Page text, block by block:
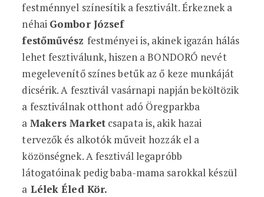
festménnyel színesítik a fesztivált. Érkeznek a
néhai Gombor József
festőművész festményei is, akinek igazán hálás
lehet fesztiválunk, hiszen a BONDORÓ nevét
megelevenítő színes betűk az ő keze munkáját
dicsérik. A fesztivál vasárnapi napján beköltözik
a fesztiválnak otthont adó Öregparkba
a Makers Marketcsapata is, akik hazai
tervezők és alkotók műveit hozzák el a
közönségnek. A fesztivál legapróbb
látogatóinak pedig baba-mama sarokkal készül
a Lélek Éled Kör.